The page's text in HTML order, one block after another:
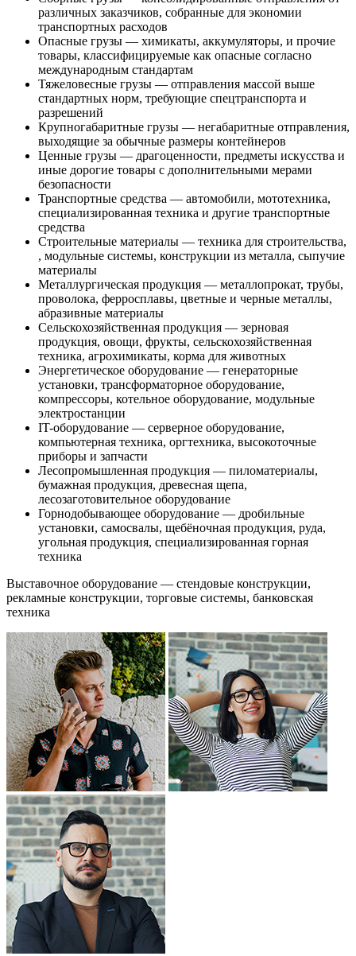
различных заказчиков, собранные для экономии
транспортных расходов
Опасные грузы — химикаты, аккумуляторы, и прочие
товары, классифицируемые как опасные согласно
международным стандартам
Тяжеловесные грузы — отправления массой выше
стандартных норм, требующие спецтранспорта и
разрешений
Крупногабаритные грузы — негабаритные отправления,
выходящие за обычные размеры контейнеров
Ценные грузы — драгоценности, предметы искусства и
иные дорогие товары с дополнительными мерами
безопасности
Транспортные средства — автомобили, мототехника,
специализированная техника и другие транспортные
средства
Строительные материалы — техника для строительства,
, модульные системы, конструкции из металла, сыпучие
материалы
Металлургическая продукция — металлопрокат, трубы,
проволока, ферросплавы, цветные и черные металлы,
абразивные материалы
Сельскохозяйственная продукция — зерновая
продукция, овощи, фрукты, сельскохозяйственная
техника, агрохимикаты, корма для животных
Энергетическое оборудование — генераторные
установки, трансформаторное оборудование,
компрессоры, котельное оборудование, модульные
электростанции
IT-оборудование — серверное оборудование,
компьютерная техника, оргтехника, высокоточные
приборы и запчасти
Лесопромышленная продукция — пиломатериалы,
бумажная продукция, древесная щепа,
лесозаготовительное оборудование
Горнодобывающее оборудование — дробильные
установки, самосвалы, щебёночная продукция, руда,
угольная продукция, специализированная горная
техника
Выставочное оборудование — стендовые конструкции,
рекламные конструкции, торговые системы, банковская
техника